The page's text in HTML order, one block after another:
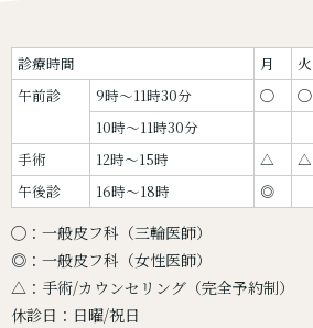
診療時間 月 火
午前診
9時〜11時30分 ◯ ◯
10時〜11時30分
手術
12時〜15時 △ △
午後診
16時〜18時 ◎
◯：一般皮フ科（三輪医師）
◎：一般皮フ科（女性医師）
△：手術/カウンセリング（完全予約制）
休診日：日曜/祝日